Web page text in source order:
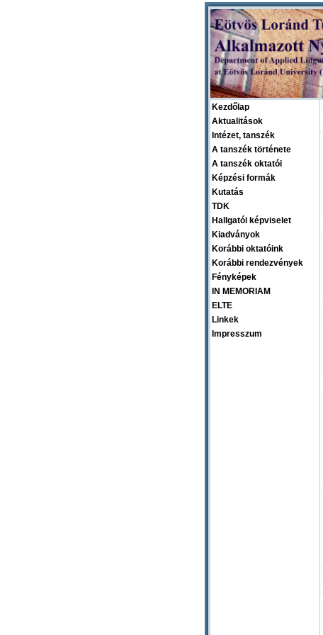
Kezdőlap
Aktualitások
Intézet, tanszék
A tanszék története
A tanszék oktatói
Képzési formák
Kutatás
TDK
Hallgatói képviselet
Kiadványok
Korábbi oktatóink
Korábbi rendezvények
Fényképek
IN MEMORIAM
ELTE
Linkek
Impresszum